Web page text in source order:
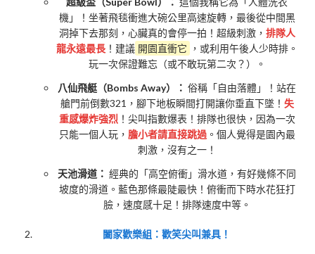
機」！坐著飛毯衝進大碗公里高速旋轉，最後從中間黑
洞掉下去那刻，心臟真的會停一拍！超級刺激， 排隊人
龍永遠最長！建議 開園直衝它 ，或利用午後人少時排。
玩一次保證難忘（或不敢玩第二次？）。
八仙飛艇（Bombs Away）： 俗稱「自由落體」！站在
艙門前倒數321，腳下地板瞬間打開讓你垂直下墜！ 失
重感爆炸強烈 ！尖叫指數爆表！排隊也很快，因為一次
只能一個人玩， 膽小者請直接跳過。個人覺得是園內最
刺激，沒有之一！
天池滑道： 經典的「高空俯衝」滑水道，有好幾條不同
坡度的滑道。藍色那條最陡最快！俯衝而下時水花狂打
臉，速度感十足！排隊速度中等。
闔家歡樂組：歡笑尖叫兼具！